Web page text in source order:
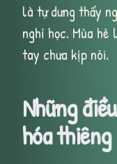
là tự dưng thấy
nghỉ học. Mùa
tay chưa kịp nói.
Những
hóa